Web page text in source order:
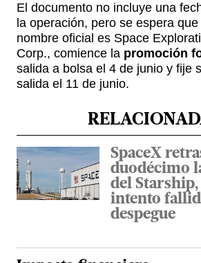
El documento no incluye una
la operación, pero se espera que
nombre oficial es Space
Corp., comience la promoción
salida a bolsa el 4 de junio y fije
salida el 11 de junio.
SpaceX
duodécimo
del
intento
despegue